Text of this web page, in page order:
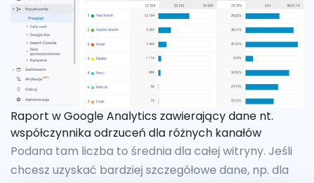
Raport w Google Analytics zawierający dane nt.
współczynnika odrzuceń dla różnych kanałów
Podana tam liczba to średnia dla całej witryny. Jeśli
chcesz uzyskać bardziej szczegółowe dane, np. dla